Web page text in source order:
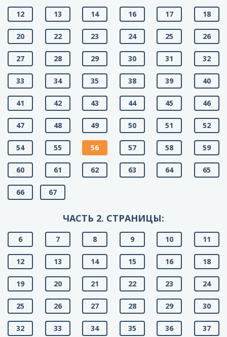
12 13 14 16 17 18
20 22 23 24 25 26
27 28 29 30 31 32
33 34 35 38 39 40
41 42 43 44 45 46
47 48 49 50 51 52
54 55 56 57 58 59
60 61 62 63 64 65
66 67
ЧАСТЬ 2. СТРАНИЦЫ:
6 7 8 9 10 11
12 13 14 15 16 18
19 20 21 22 23 24
25 26 27 28 29 30
32 33 34 35 36 37